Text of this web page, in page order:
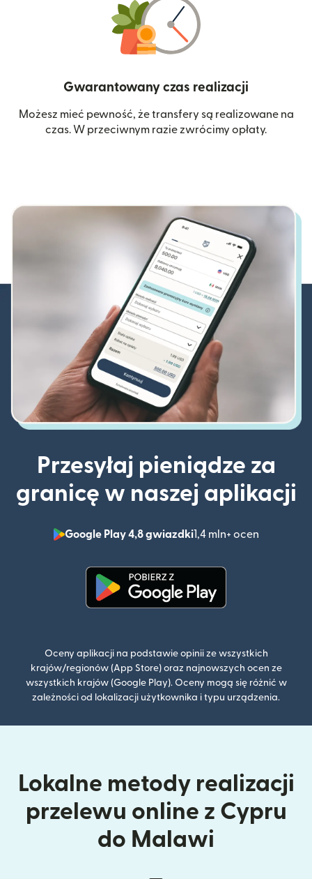
Gwarantowany czas realizacji
Możesz mieć pewność, że transfery są realizowane na
czas. W przeciwnym razie zwrócimy opłaty.
Przesyłaj pieniądze za
granicę w naszej aplikacji
Google Play 4,8 gwiazdki1,4 mln+ ocen
(otwiera
Oceny aplikacji na podstawie opinii ze wszystkich
krajów/regionów (App Store) oraz najnowszych ocen ze
wszystkich krajów (Google Play). Oceny mogą się różnić w
zależności od lokalizacji użytkownika i typu urządzenia.
Lokalne metody realizacji
przelewu online z Cypru
do Malawi